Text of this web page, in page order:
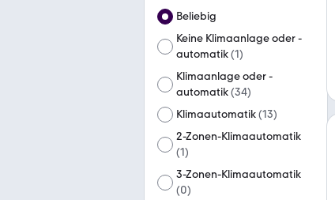
Beliebig
Keine Klimaanlage oder -
automatik(1)
Klimaanlage oder -
automatik(34)
Klimaautomatik(13)
2-Zonen-Klimaautomatik
(1)
3-Zonen-Klimaautomatik
(0)